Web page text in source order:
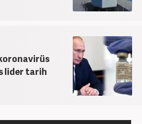
lider tarih